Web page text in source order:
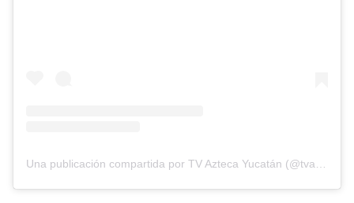
Una publicación compartida por TV Azteca Yucatán (@tvaztecayucatan)